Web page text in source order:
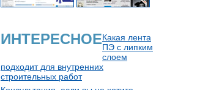
ИНТЕРЕСНОЕКакая лента
ПЭ с липким
слоем
подходит для внутренних
строительных работ